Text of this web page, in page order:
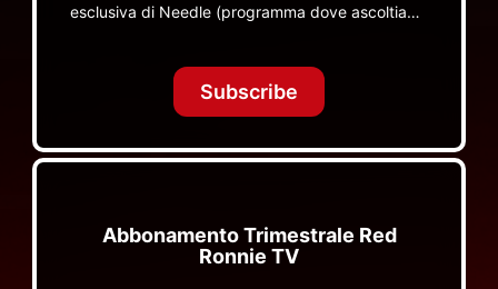
esclusiva di Needle (programma dove ascoltiamo
TV non visibili da nessuna altra parte
Subscribe
Abbonamento Trimestrale Red
Ronnie TV